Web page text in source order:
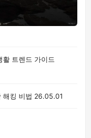
활 트렌드 가이드
해킹 비법 26.05.01